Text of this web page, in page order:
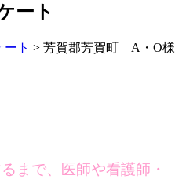
ート
ト > 芳賀郡芳賀町 A・O様
まで、医師や看護師・